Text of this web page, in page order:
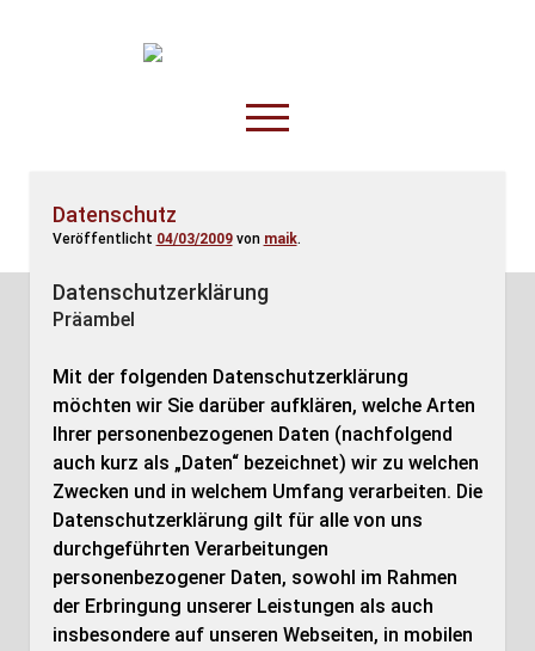
TruckOnline.de
open
menu
Anderswo
Spesenliste
Datenschutz
Veröffentlicht 04/03/2009von maik.
Datenschutzerklärung
Präambel
Mit der folgenden Datenschutzerklärung
möchten wir Sie darüber aufklären, welche Arten
Ihrer personenbezogenen Daten (nachfolgend
auch kurz als „Daten“ bezeichnet) wir zu welchen
Zwecken und in welchem Umfang verarbeiten. Die
Datenschutzerklärung gilt für alle von uns
durchgeführten Verarbeitungen
personenbezogener Daten, sowohl im Rahmen
der Erbringung unserer Leistungen als auch
insbesondere auf unseren Webseiten, in mobilen